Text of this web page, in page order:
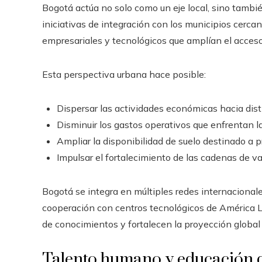
Bogotá actúa no solo como un eje local, sino
iniciativas de integración con los municipios
empresariales y tecnológicos que amplían el
Esta perspectiva urbana hace posible:
Dispersar las actividades económicas hacia
Disminuir los gastos operativos que enfrentan
Ampliar la disponibilidad de suelo destinado a
Impulsar el fortalecimiento de las cadenas de
Bogotá se integra en múltiples redes
cooperación con centros tecnológicos de América
de conocimientos y fortalecen la proyección global